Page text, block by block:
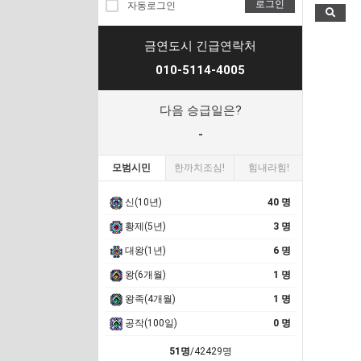
자동로그인 로그인
금연도시 긴급연락처
010-5114-4005
다음 승급일은?
-
모범시민 한까치조심! 힘내라힘!
신(10년) 40 명
황제(5년) 3 명
대왕(1년) 6 명
왕(6개월) 1 명
왕족(4개월) 1 명
공작(100일) 0 명
51명/42429명